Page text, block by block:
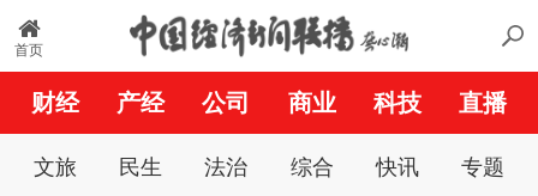
首页
财经 产经 公司 商业 科技 直播
文旅 民生 法治 综合 快讯
专题